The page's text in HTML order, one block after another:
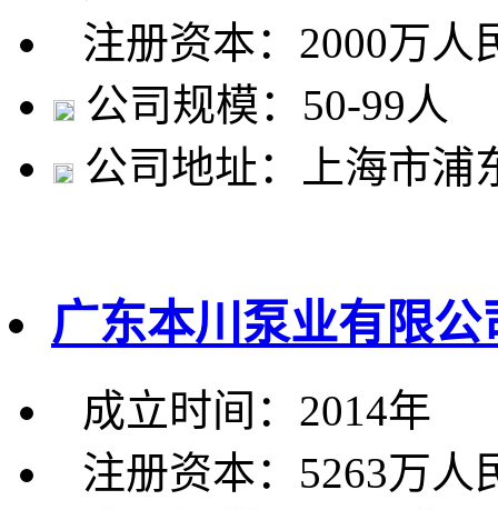
注册资本：2000万人
公司规模：50-99人
公司地址：上海市浦
广东本川泵业有限公
成立时间：2014年
注册资本：5263万人